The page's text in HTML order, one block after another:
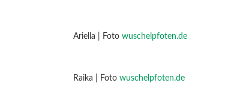
Ariella | Foto wuschelpfoten.de
Raika | Foto wuschelpfoten.de